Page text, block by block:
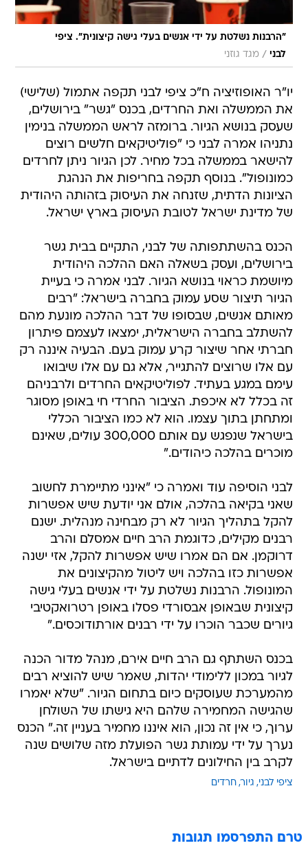
"הרבנות נשלטת על ידי אנשים בעלי גישה קיצונית". ציפי
לבני / מגד גוזני
יו"ר האופוזיציה ח"כ ציפי לבני תקפה אתמול (שלישי)
את הממשלה ואת החרדים, בכנס "גשר" בירושלים,
שעסק בנושא הגיור. ברומזה לראש הממשלה בנימין
נתניהו אמרה לבני כי "פוליטיקאים חלשים רוצים
להישאר בממשלה בכל מחיר. לכן הגיור ניתן לחרדים
כמונופול". בנוסף תקפה בחריפות את הנהגת
הציונות הדתית, שזנחה את העיסוק בזהותה היהודית
של מדינת ישראל לטובת העיסוק בארץ ישראל.
הכנס בהשתתפותה של לבני, התקיים בבית גשר
בירושלים, ועסק בשאלה האם ההלכה היהודית
מיושמת כראוי בנושא הגיור. לבני אמרה כי בעיית
הגיור תיצור שסע עמוק בחברה בישראל: "רבים
מאותם אנשים, שבסופו של דבר ההלכה מונעת מהם
להשתלב בחברה הישראלית, ימצאו לעצמם פיתרון
חברתי אחר שיצור קרע עמוק בעם. הבעיה איננה רק
עם אלו שרוצים להתגייר, אלא גם עם אלו שיבואו
עימם במגע בעתיד. לפוליטיקאים החרדים ולרבניהם
זה בכלל לא איכפת. הציבור החרדי חי באופן מסוגר
ומתחתן בתוך עצמו. הוא לא כמו הציבור הכללי
בישראל שנפגש עם אותם 300,000 עולים, שאינם
מוכרים בהלכה כיהודים."
לבני הוסיפה עוד ואמרה כי "אינני מתיימרת לחשוב
שאני בקיאה בהלכה, אולם אני יודעת שיש אפשרות
להקל בתהליך הגיור לא רק מבחינה מנהלית. ישנם
רבנים מקילים, כדוגמת הרב חיים אמסלם והרב
דרוקמן. אם הם אמרו שיש אפשרות להקל, אזי ישנה
אפשרות כזו בהלכה ויש ליטול מהקיצונים את
המונופול. הרבנות נשלטת על ידי אנשים בעלי גישה
קיצונית שבאופן אבסורדי פסלו באופן רטרואקטיבי
גיורים שכבר הוכרו על ידי רבנים אורתודוכסים."
בכנס השתתף גם הרב חיים אירם, מנהל מדור הכנה
לגיור במכון ללימודי יהדות, שאמר שיש להוציא רבים
מהמערכת שעוסקים כיום בתחום הגיור. "שלא יאמרו
שהגישה המחמירה שלהם היא גישתו של השולחן
ערוך, כי אין זה נכון, הוא איננו מחמיר בעניין זה." הכנס
נערך על ידי עמותת גשר הפועלת מזה שלושים שנה
לקרב בין החילונים לדתיים בישראל.
ציפי לבני גיור חרדים
טרם התפרסמו תגובות